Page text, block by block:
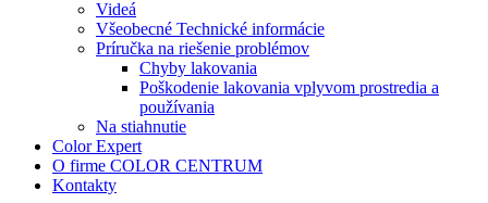
Videá
Všeobecné Technické informácie
Príručka na riešenie problémov
Chyby lakovania
Poškodenie lakovania vplyvom prostredia a
používania
Na stiahnutie
Color Expert
O firme COLOR CENTRUM
Kontakty